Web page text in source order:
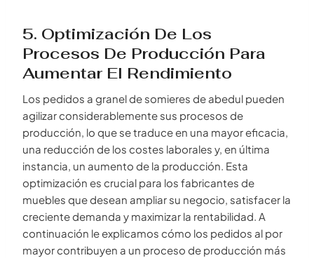
5. Optimización De Los
Procesos De Producción Para
Aumentar El Rendimiento
Los pedidos a granel de somieres de abedul pueden
agilizar considerablemente sus procesos de
producción, lo que se traduce en una mayor eficacia,
una reducción de los costes laborales y, en última
instancia, un aumento de la producción. Esta
optimización es crucial para los fabricantes de
muebles que desean ampliar su negocio, satisfacer la
creciente demanda y maximizar la rentabilidad. A
continuación le explicamos cómo los pedidos al por
mayor contribuyen a un proceso de producción más